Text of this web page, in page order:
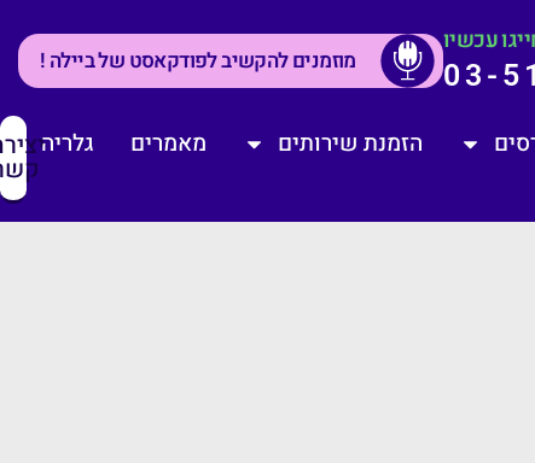
עכשיו
03- מוזמנים להקשיב לפודקאסט של ביילה !
הזמנת שירותים מאמרים גלריה